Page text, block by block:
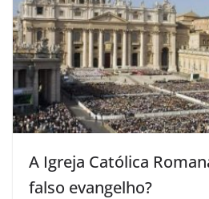
A Igreja Católica
falso evangelho?